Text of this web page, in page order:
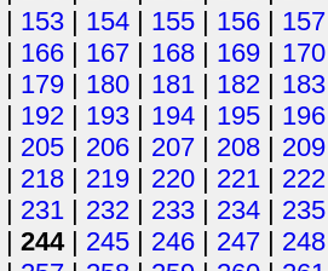
| 153 | 154 | 155 | 156 | 157
| 166 | 167 | 168 | 169 | 170
| 179 | 180 | 181 | 182 | 183
| 192 | 193 | 194 | 195 | 196
| 205 | 206 | 207 | 208 | 209
| 218 | 219 | 220 | 221 | 222
| 231 | 232 | 233 | 234 | 235
| 244| 245 | 246 | 247 | 248